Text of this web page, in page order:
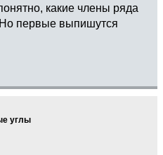
какие члены ряда
первые выпишутся
углы